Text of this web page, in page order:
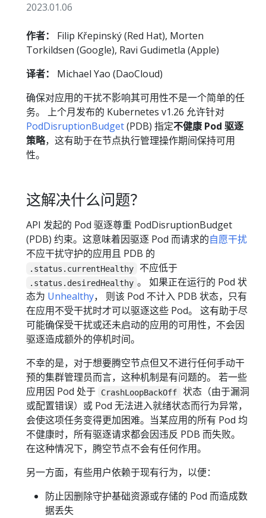
2023.01.06
作者：
Filip Křepinský (Red Hat), Morten
Torkildsen (Google), Ravi Gudimetla (Apple)
译者：
Michael Yao (DaoCloud)
确保对应用的干扰不影响其可用性不是一个简单的任
务。 上个月发布的 Kubernetes v1.26 允许针对
PodDisruptionBudget(PDB) 指定不健康 Pod 驱逐
策略，这有助于在节点执行管理操作期间保持可用
性。
这解决什么问题？
API 发起的 Pod 驱逐尊重 PodDisruptionBudget
(PDB) 约束。这意味着因驱逐 Pod 而请求的自愿干扰
不应干扰守护的应用且 PDB 的
.status.currentHealthy 不应低于
.status.desiredHealthy 。 如果正在运行的 Pod 状
态为 Unhealthy， 则该 Pod 不计入 PDB 状态，只有
在应用不受干扰时才可以驱逐这些 Pod。 这有助于尽
可能确保受干扰或还未启动的应用的可用性，不会因
驱逐造成额外的停机时间。
不幸的是，对于想要腾空节点但又不进行任何手动干
预的集群管理员而言，这种机制是有问题的。 若一些
应用因 Pod 处于
CrashLoopBackOff
状态（由于漏洞
或配置错误）或 Pod 无法进入就绪状态而行为异常，
会使这项任务变得更加困难。当某应用的所有 Pod 均
不健康时，所有驱逐请求都会因违反 PDB 而失败。
在这种情况下，腾空节点不会有任何作用。
另一方面，有些用户依赖于现有行为，以便：
防止因删除守护基础资源或存储的 Pod 而造成数
据丢失